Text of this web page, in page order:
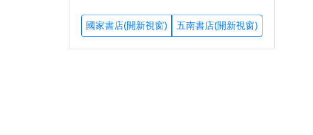
國家書店(開新視窗) 五南書店(開新視窗)